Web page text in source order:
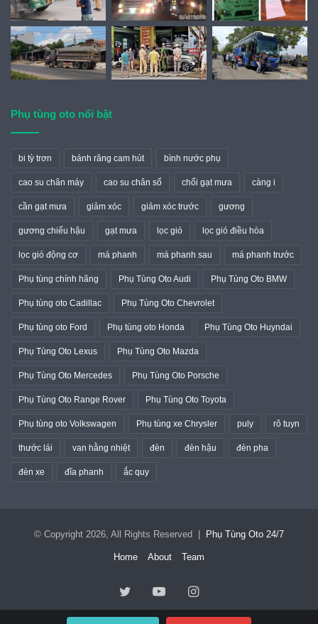
Phụ tùng oto nổi bật
bi tỳ trơn bánh răng cam hút bình nước phụ
cao su chân máy cao su chân số chổi gạt mưa càng i
cần gạt mưa giảm xóc giảm xóc trước gương
gương chiếu hậu gạt mưa lọc gió lọc gió điều hòa
lọc gió động cơ má phanh má phanh sau má phanh trước
Phụ tùng chính hãng Phụ Tùng Oto Audi Phụ Tùng Oto BMW
Phụ tùng oto Cadillac Phụ Tùng Oto Chevrolet
Phụ tùng oto Ford Phụ tùng oto Honda Phụ Tùng Oto Huyndai
Phụ Tùng Oto Lexus Phụ Tùng Oto Mazda
Phụ Tùng Oto Mercedes Phụ Tùng Oto Porsche
Phụ Tùng Oto Range Rover Phụ Tùng Oto Toyota
Phụ tùng oto Volkswagen Phụ tùng xe Chrysler puly rô tuyn
thước lái van hằng nhiệt đèn đèn hậu đèn pha
đèn xe đĩa phanh ắc quy
© Copyright 2026, All Rights Reserved | Phụ Tùng Oto 24/7
Home About Team
TwitterYouTubeInstagram